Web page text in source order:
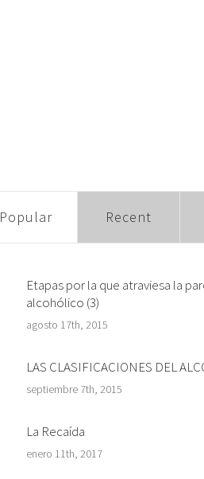
Popular Recent
Etapas por la que atraviesa la
alcohólico (3)
agosto 17th, 2015
LAS CLASIFICACIONES DEL
septiembre 7th, 2015
La Recaída
enero 11th, 2017